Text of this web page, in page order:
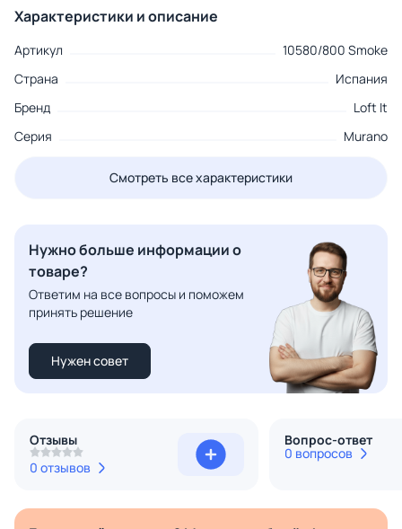
Характеристики и описание
Артикул
10580/800 Smoke
Страна
Испания
Бренд
Loft It
Серия
Murano
Смотреть все характеристики
Нужно больше информации о
товаре?
Ответим на все вопросы и поможем
принять решение
Нужен совет
Отзывы
0 отзывов
Вопрос-ответ
0 вопросов